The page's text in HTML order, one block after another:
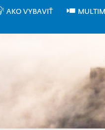
AKO VYBAVIŤ